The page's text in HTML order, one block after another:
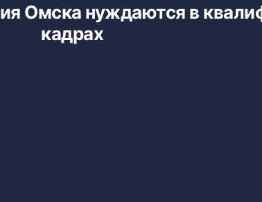
Омска нуждаются в
кадрах